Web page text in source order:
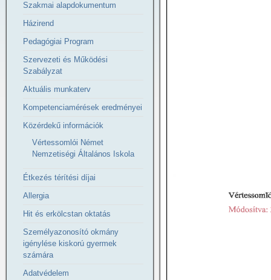
Szakmai alapdokumentum
Házirend
Pedagógiai Program
Szervezeti és Működési
Szabályzat
Aktuális munkaterv
Kompetenciamérések eredményei
Közérdekű információk
Vértessomlói Német
Nemzetiségi Általános Iskola
Étkezés térítési díjai
Allergia
Hit és erkölcstan oktatás
Személyazonosító okmány
igénylése kiskorú gyermek
számára
Adatvédelem